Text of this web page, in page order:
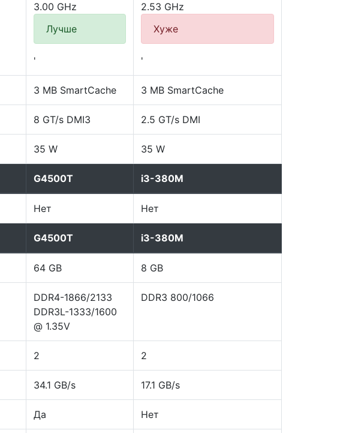
3.00 GHz
Лучше
'
2.53 GHz
Хуже
'
3 MB SmartCache 3 MB SmartCache
8 GT/s DMI3 2.5 GT/s DMI
35 W 35 W
G4500T i3-380M
Нет Нет
G4500T i3-380M
64 GB 8 GB
DDR4-1866/2133
DDR3L-1333/1600
@ 1.35V
DDR3 800/1066
2 2
34.1 GB/s 17.1 GB/s
Да Нет